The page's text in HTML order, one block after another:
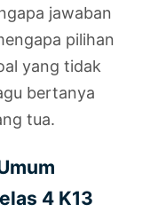
jawaban
pilihan
yang tidak
bertanya
tua.
4 K13